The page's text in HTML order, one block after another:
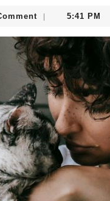
5:41 PM